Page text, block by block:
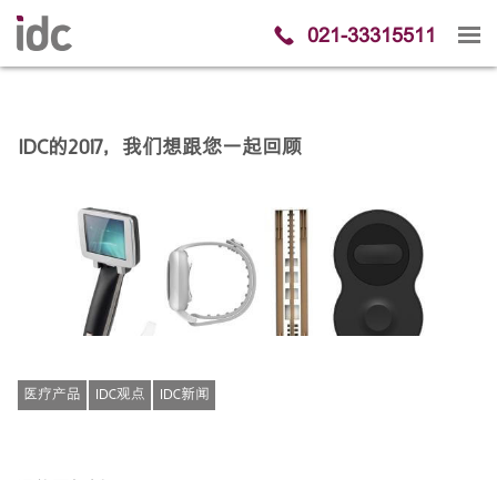
021-33315511
IDC的2017，我们想跟您一起回顾
医疗产品 IDC观点 IDC新闻